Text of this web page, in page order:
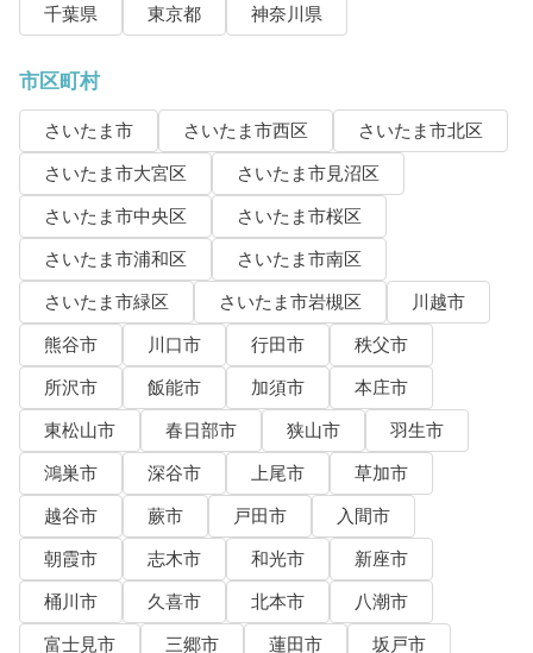
千葉県
東京都 神奈川県
市区町村
さいたま市 さいたま市西区
さいたま市北区
さいたま市大宮区
さいたま市見沼区
さいたま市中央区
さいたま市桜区
さいたま市浦和区
さいたま市南区
さいたま市緑区
さいたま市岩槻区
川越市
熊谷市
川口市 行田市
秩父市
所沢市
飯能市 加須市
本庄市
東松山市
春日部市 狭山市
羽生市
鴻巣市
深谷市 上尾市
草加市
越谷市
蕨市 戸田市
入間市
朝霞市
志木市 和光市
新座市
桶川市
久喜市 北本市
八潮市
富士見市
三郷市 蓮田市
坂戸市